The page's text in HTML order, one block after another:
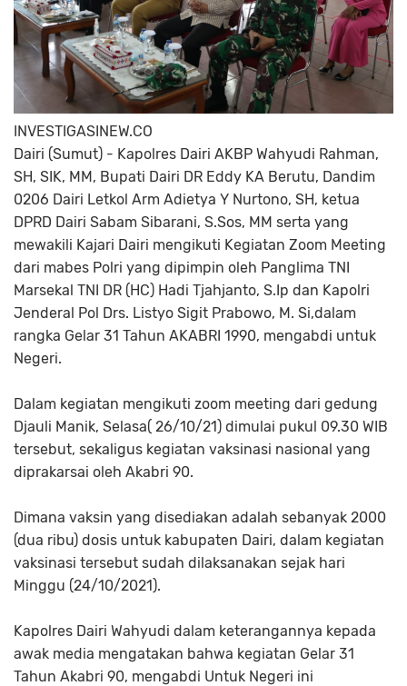
INVESTIGASINEW.CO
Dairi (Sumut) - Kapolres Dairi AKBP Wahyudi Rahman,
SH, SIK, MM, Bupati Dairi DR Eddy KA Berutu, Dandim
0206 Dairi Letkol Arm Adietya Y Nurtono, SH, ketua
DPRD Dairi Sabam Sibarani, S.Sos, MM serta yang
mewakili Kajari Dairi mengikuti Kegiatan Zoom Meeting
dari mabes Polri yang dipimpin oleh Panglima TNI
Marsekal TNI DR (HC) Hadi Tjahjanto, S.Ip dan Kapolri
Jenderal Pol Drs. Listyo Sigit Prabowo, M. Si,dalam
rangka Gelar 31 Tahun AKABRI 1990, mengabdi untuk
Negeri.
Dalam kegiatan mengikuti zoom meeting dari gedung
Djauli Manik, Selasa( 26/10/21) dimulai pukul 09.30 WIB
tersebut, sekaligus kegiatan vaksinasi nasional yang
diprakarsai oleh Akabri 90.
Dimana vaksin yang disediakan adalah sebanyak 2000
(dua ribu) dosis untuk kabupaten Dairi, dalam kegiatan
vaksinasi tersebut sudah dilaksanakan sejak hari
Minggu (24/10/2021).
Kapolres Dairi Wahyudi dalam keterangannya kepada
awak media mengatakan bahwa kegiatan Gelar 31
Tahun Akabri 90, mengabdi Untuk Negeri ini